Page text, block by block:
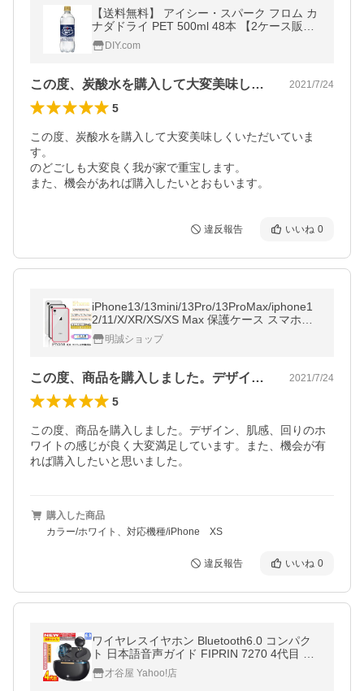
【送料無料】 アイシー・スパーク フロム カ
ナダドライ PET 500ml 48本 【2ケース販
売】 コカ・コーラ 爆買
DIY.com
この度、炭酸水を購入して大変美味しくい… 2021/7/24
5
この度、炭酸水を購入して大変美味しくいただいていま
す。
のどごしも大変良く我が家で重宝します。
また、機会があれば購入したいとおもいます。
違反報告 いいね 0
iPhone13/13mini/13Pro/13ProMax/iphone1
2/11/X/XR/XS/XS Max 保護ケース スマホケ
ース アイフォン ケースカバー クリアケース
Apple携帯用カバー サイドケース
明誠ショップ
この度、商品を購入しました。デザイン、… 2021/7/24
5
この度、商品を購入しました。デザイン、肌感、回りのホ
ワイトの感じが良く大変満足しています。また、機会が有
れば購入したいと思いました。
購入した商品
カラー/ホワイト、対応機種/iPhone XS
違反報告 いいね 0
ワイヤレスイヤホン Bluetooth6.0 コンパク
ト 日本語音声ガイド FIPRIN 7270 4代目 高
音質 重低音 防水 スポーツ iPhone 16 15 An
droid ブルートゥース 最新型
才谷屋 Yahoo!店